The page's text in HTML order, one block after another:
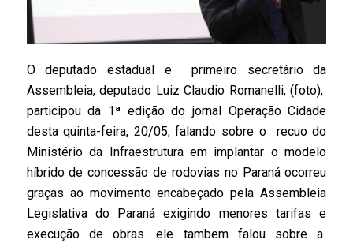
O deputado estadual e primeiro secretário da
Assembleia, deputado Luiz Claudio Romanelli, (foto),
participou da 1ª edição do jornal Operação Cidade
desta quinta-feira, 20/05, falando sobre o recuo do
Ministério da Infraestrutura em implantar o modelo
híbrido de concessão de rodovias no Paraná ocorreu
graças ao movimento encabeçado pela Assembleia
Legislativa do Paraná exigindo menores tarifas e
execução de obras. ele tambem falou sobre a